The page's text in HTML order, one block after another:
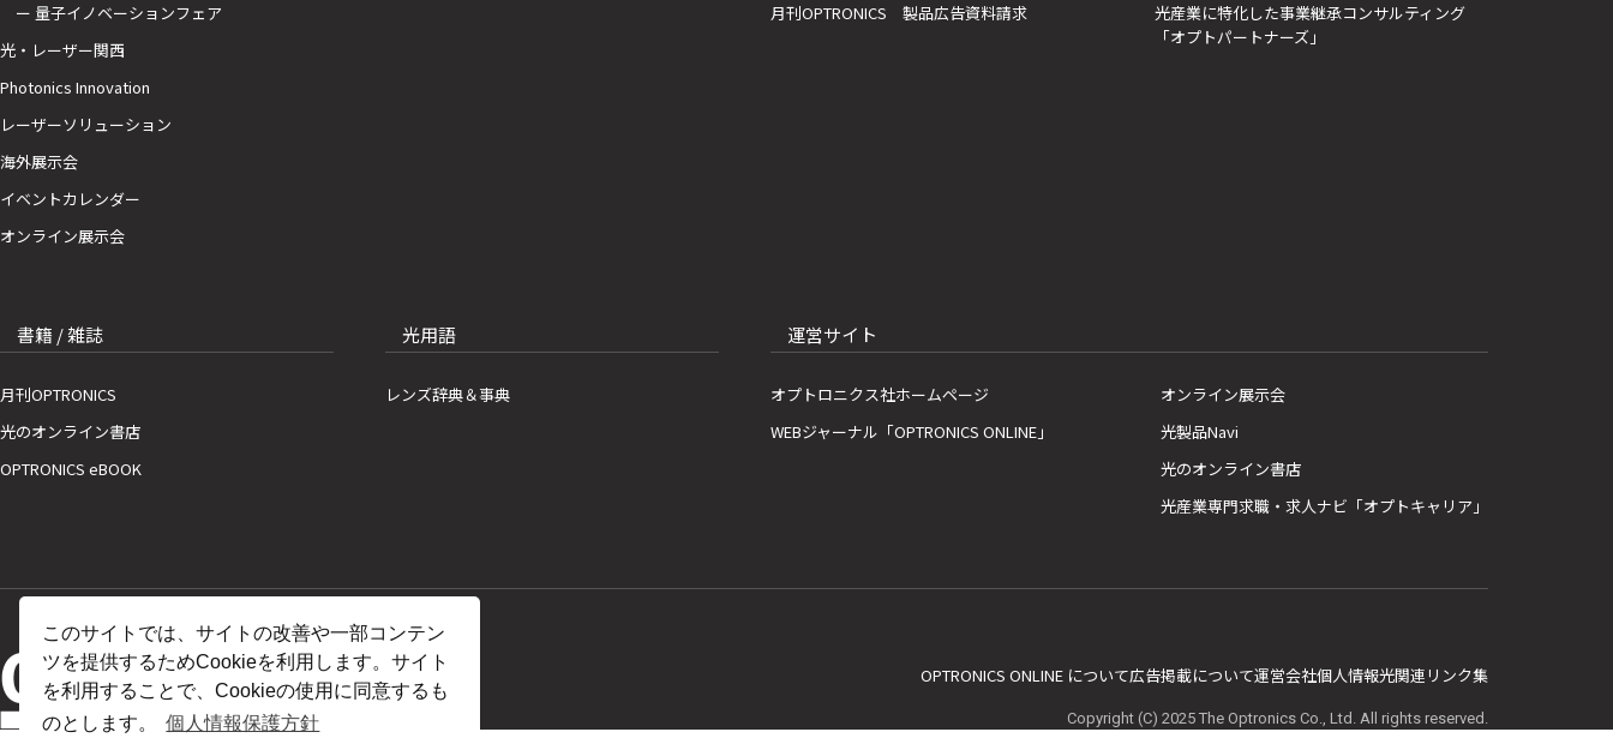
このサイトでは、サイトの改善や一部コンテン
ツを提供するためCookieを利用します。サイト
を利用することで、Cookieの使用に同意するも
のとします。
個人情報保護方針
ー 量子イノベーションフェア
光・レーザー関西
Photonics Innovation
レーザーソリューション
海外展示会
イベントカレンダー
オンライン展示会
月刊OPTRONICS 製品広告資料請求
光産業に特化した事業継承コンサルティング
「オプトパートナーズ」
書籍 / 雑誌
月刊OPTRONICS
光のオンライン書店
OPTRONICS eBOOK
光用語
レンズ辞典＆事典
運営サイト
オプトロニクス社ホームページ
WEBジャーナル「OPTRONICS ONLINE」
オンライン展示会
光製品Navi
光のオンライン書店
光産業専門求職・求人ナビ「オプトキャリア」
OPTRONICS ONLINE について広告掲載について運営会社個人情報光関連リンク集
Copyright (C) 2025 The Optronics Co., Ltd. All rights reserved.